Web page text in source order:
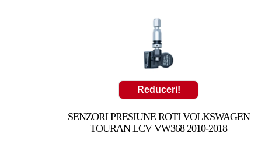
Reduceri!
SENZORI PRESIUNE ROTI VOLKSWAGEN
TOURAN LCV VW368 2010-2018